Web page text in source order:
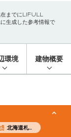
北海道札幌市中央区
在までにLIFULL
生成した参考情報で
環境 建物概要